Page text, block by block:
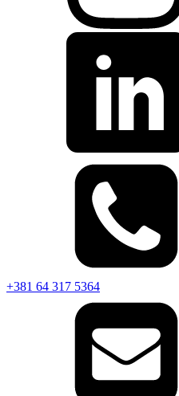
+381 64 317 5364